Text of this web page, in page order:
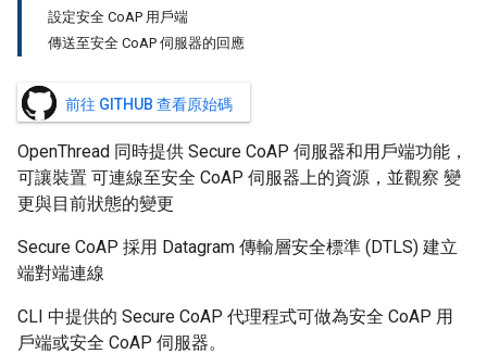
設定安全 CoAP 用戶端
傳送至安全 CoAP 伺服器的回應
前往 GITHUB 查看原始碼
OpenThread 同時提供 Secure CoAP 伺服器和用戶端功能，
可讓裝置 可連線至安全 CoAP 伺服器上的資源，並觀察 變
更與目前狀態的變更
Secure CoAP 採用 Datagram 傳輸層安全標準 (DTLS) 建立
端對端連線
CLI 中提供的 Secure CoAP 代理程式可做為安全 CoAP 用
戶端或安全 CoAP 伺服器。